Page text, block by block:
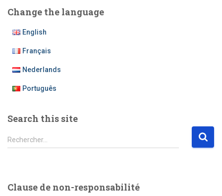
Change the language
English
Français
Nederlands
Português
Search this site
R
e
r
Rechercher…
Clause de non-responsabilité